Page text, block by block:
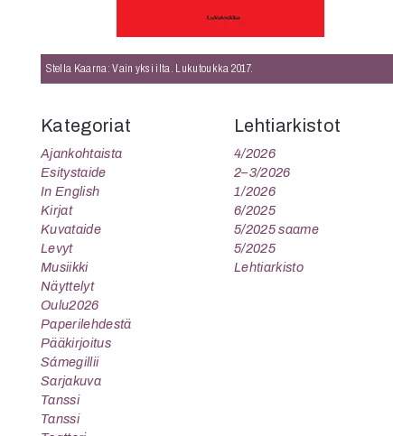
Stella Kaarna: Vain yksi ilta. Lukutoukka 2017.
Kategoriat
Ajankohtaista
Esitystaide
In English
Kirjat
Kuvataide
Levyt
Musiikki
Näyttelyt
Oulu2026
Paperilehdestä
Pääkirjoitus
Sámegillii
Sarjakuva
Tanssi
Tanssi
Lehtiarkistot
4/2026
2–3/2026
1/2026
6/2025
5/2025 saame
5/2025
Lehtiarkisto